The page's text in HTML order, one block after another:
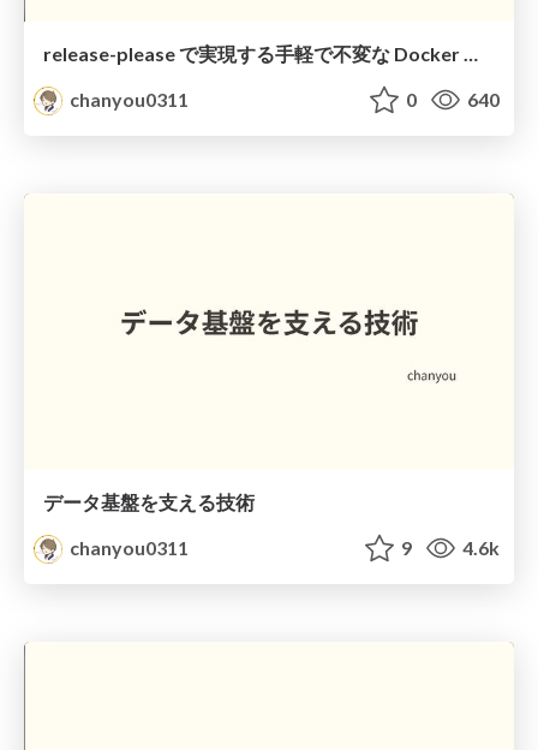
release-please で実現する手軽で不変な Docker イメージタグ付け方法
chanyou0311
0 640
データ基盤を支える技術
chanyou0311
9 4.6k